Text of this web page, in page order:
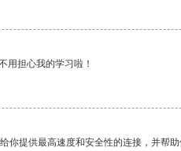
用担心我的学习啦！
你提供最高速度和安全性的连接，并帮助